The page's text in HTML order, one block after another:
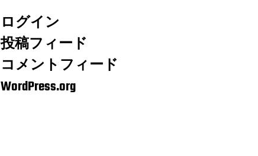
ログイン
投稿フィード
コメントフィード
WordPress.org